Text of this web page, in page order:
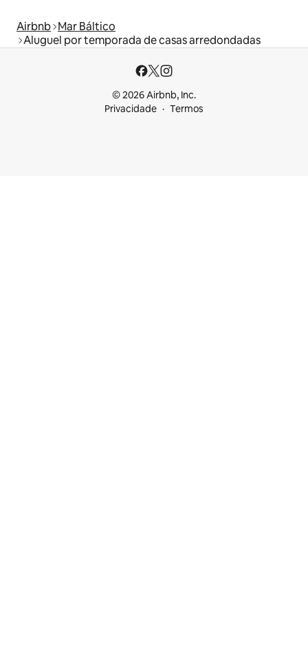
Airbnb Mar Báltico
Aluguel por temporada de casas arredondadas
© 2026 Airbnb, Inc.
Privacidade
Termos